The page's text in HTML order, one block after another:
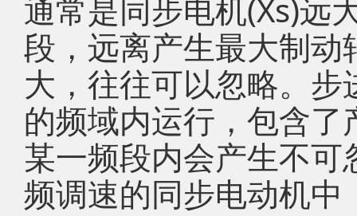
通常是同步电机(Xs)远
段，远离产生最大制
大，往往可以忽略。
的频域内运行，包含
某一频段内会产生不
频调速的同步电动机